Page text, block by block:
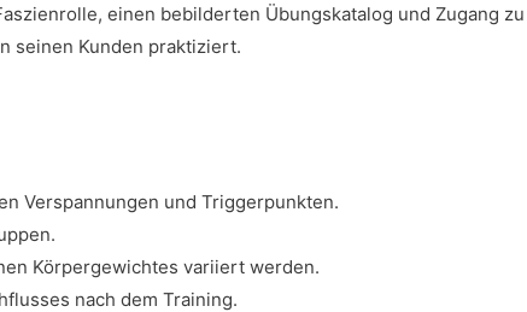
einen bebilderten Übungskatalog und Zugang
seinen Kunden praktiziert.
Verspannungen und Triggerpunkten.
Körpergewichtes variiert werden.
nach dem Training.